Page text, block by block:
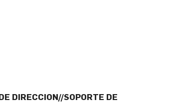
DIRECCION//SOPORTE DE